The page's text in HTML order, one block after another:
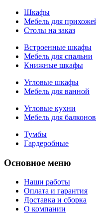
Шкафы
Мебель для
Столы на заказ
Встроенные шкафы
Мебель для спальни
Книжные шкафы
Угловые шкафы
Мебель для ванной
Угловые кухни
Мебель для балконов
Тумбы
Гардеробные
Основное меню
Наши работы
Оплата и гарантия
Доставка и сборка
О компании